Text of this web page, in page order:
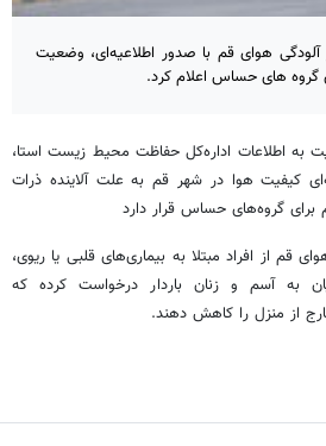
هوای قم با صدور اطلاعیه‌ای، وضعیت
گروه های حساس اعلام کرد.
به اطلاعات اداره‌کل حفاظت محیط زیست استا،
لحظه‌ای کیفیت هوا در شهر قم به علت آلاینده ذرات
قم از افراد مبتلا به بیماری‌های قلبی یا ریوی،
به آسم و زنان باردار درخواست کرده که
از منزل را کاهش دهند.